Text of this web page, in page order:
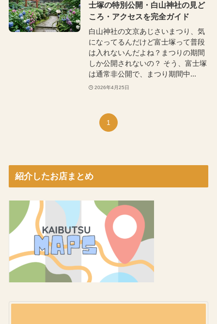
士塚の特別公開・白山神社の見ど
ころ・アクセスを完全ガイド
白山神社の文京あじさいまつり、気
になってるんだけど富士塚って普段
は入れないんだよね？まつりの期間
しか公開されないの？ そう、富士塚
は通常非公開で、まつり期間中...
2026年4月25日
1
紹介したお店まとめ